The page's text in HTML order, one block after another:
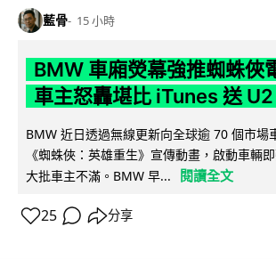
藍骨 15 小時
BMW 車廂熒幕強推蜘蛛俠
車主怒轟堪比 iTunes 送
BMW 近日透過無線更新向全球逾 70 個市場
《蜘蛛俠：英雄重生》宣傳動畫，啟動車輛
大批車主不滿。BMW 早...
閱讀全文
25 分享